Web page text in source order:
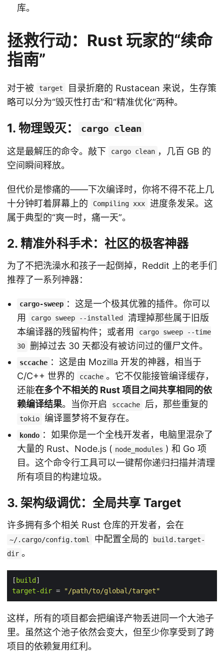
库。
拯救行动：Rust 玩家的“续命
指南”
对于被 target
目录折磨的 Rustacean 来说，生存策
略可以分为“毁灭性打击”和“精准优化”两种。
1. 物理毁灭： cargo clean
这是最解压的命令。敲下 cargo clean ，几百 GB 的
空间瞬间释放。
但代价是惨痛的——下次编译时，你将不得不花上几
十分钟盯着屏幕上的
Compiling xxx
进度条发呆。这
属于典型的“爽一时，痛一天”。
2. 精准外科手术：社区的极客神器
为了不把洗澡水和孩子一起倒掉，Reddit 上的老手们
推荐了一系列神器：
cargo-sweep ：这是一个极其优雅的插件。你可以
用
cargo sweep --installed
清理掉那些属于旧版
本编译器的残留构件；或者用
cargo sweep --time
30
删掉过去 30 天都没有被访问过的僵尸文件。
sccache ：这是由 Mozilla 开发的神器，相当于
C/C++ 世界的
ccache 。它不仅能接管编译缓存，
还能在多个不相关的 Rust 项目之间共享相同的依
赖编译结果。当你开启 sccache 后，那些重复的
tokio 编译噩梦将不复存在。
kondo ：如果你是一个全栈开发者，电脑里混杂了
大量的 Rust、Node.js ( node_modules ) 和 Go 项
目。这个命令行工具可以一键帮你递归扫描并清理
所有项目的构建垃圾。
3. 架构级调优：全局共享 Target
许多拥有多个相关 Rust 仓库的开发者，会在
~/.cargo/config.toml 中配置全局的
build.target-
dir 。
[ build
target-dir = "/path/to/global/target"
这样，所有的项目都会把编译产物丢进同一个大池子
里。虽然这个池子依然会变大，但至少你享受到了跨
项目的依赖复用红利。